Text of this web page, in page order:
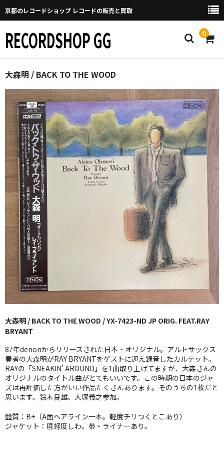
京都のレコードショップ レコードの販売と買取
RECORDSHOP GG 0
Home
マイページ
GGについて
買取について
取り置きなどについて
Categories
New Arrivals
新譜
GG RECORD （当店のレーベル）
全商品
JAZZ-US
BLUE NOTE
JAZZ-EU
JAZZ-JP
JAZZ-VOCAL
J-POP
FOLK,SSW
大森明 / BACK TO THE WOOD
大森明 / BACK TO THE WOOD / YX-7423-ND JP ORIG. FEAT.RAY
BRYANT
87年denonからリリースされた日本・オリジナル。アルトサックス
奏者の大森明がRAY BRYANTをゲストに迎え録音したカルテット。
RAYの「SNEAKIN’ AROUND」を1曲取り上げてますが、大森さんの
オリジナルのタイトル曲がとてもいいです。この時期の日本のジャ
ズは再評価した方がいい作品たくさんあります。そのうちの1枚だと
思います。鈴木良雄、大塚義之参加。
盤質：B+（A面ヘアライン一本。軽度チリつくとこあり）
ジャケット：底軽度しわ。帯・ライナーあり。